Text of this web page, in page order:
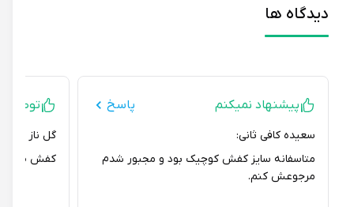
دیدگاه ها
پیشنهاد نمیکنم پاسخ
سعیده کافی ثانی:
متاسفانه سایز کفش کوچیک بود و مجبور شدم
مرجوعش کنم.
توصیه ای
گل ناز پری رخ:
کفش طبی بود